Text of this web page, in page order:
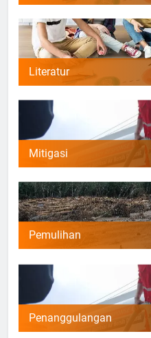
Literatur
Mitigasi
Pemulihan
Penanggulangan